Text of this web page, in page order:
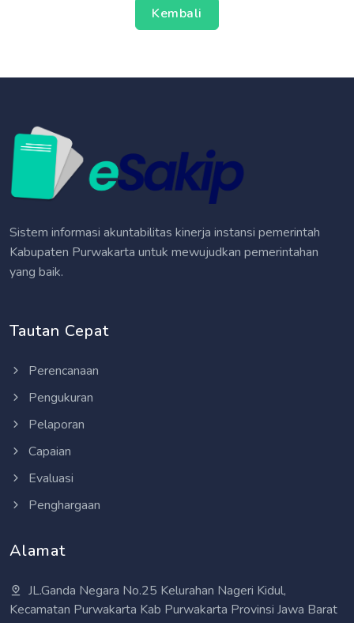
Kembali
Sistem informasi akuntabilitas kinerja instansi pemerintah
Kabupaten Purwakarta untuk mewujudkan pemerintahan
yang baik.
Tautan Cepat
Perencanaan
Pengukuran
Pelaporan
Capaian
Evaluasi
Penghargaan
Alamat
JL.Ganda Negara No.25 Kelurahan Nageri Kidul,
Kecamatan Purwakarta Kab Purwakarta Provinsi Jawa Barat